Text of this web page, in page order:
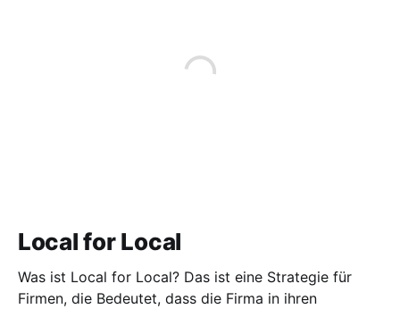
Local for Local
Was ist Local for Local? Das ist eine Strategie für
Firmen, die Bedeutet, dass die Firma in ihren